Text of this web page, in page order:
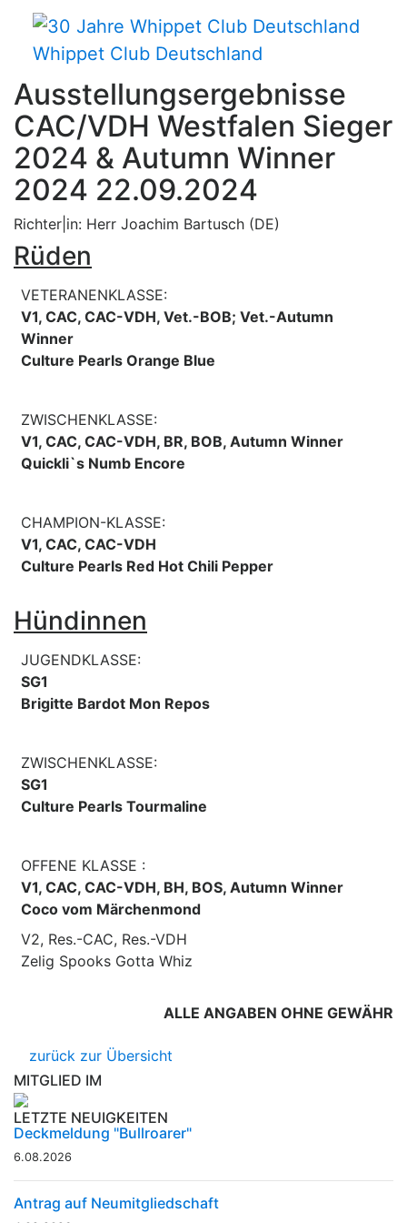
Whippet Club Deutschland
Ausstellungsergebnisse
CAC/VDH Westfalen Sieger
2024 & Autumn Winner
2024 22.09.2024
Richter|in: Herr Joachim Bartusch (DE)
Rüden
VETERANENKLASSE:
V1, CAC, CAC-VDH, Vet.-BOB; Vet.-Autumn
Winner
Culture Pearls Orange Blue
ZWISCHENKLASSE:
V1, CAC, CAC-VDH, BR, BOB, Autumn Winner
Quickli`s Numb Encore
CHAMPION-KLASSE:
V1, CAC, CAC-VDH
Culture Pearls Red Hot Chili Pepper
Hündinnen
JUGENDKLASSE:
SG1
Brigitte Bardot Mon Repos
ZWISCHENKLASSE:
SG1
Culture Pearls Tourmaline
OFFENE KLASSE :
V1, CAC, CAC-VDH, BH, BOS, Autumn Winner
Coco vom Märchenmond
V2, Res.-CAC, Res.-VDH
Zelig Spooks Gotta Whiz
ALLE ANGABEN OHNE GEWÄHR
zurück zur Übersicht
MITGLIED IM
LETZTE NEUIGKEITEN
Deckmeldung "Bullroarer"
6.08.2026
Antrag auf Neumitgliedschaft